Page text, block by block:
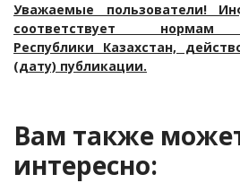
Уважаемые пользователи!
соответствует нормам
Республики Казахстан,
(дату) публикации.
Вам также
интересно: